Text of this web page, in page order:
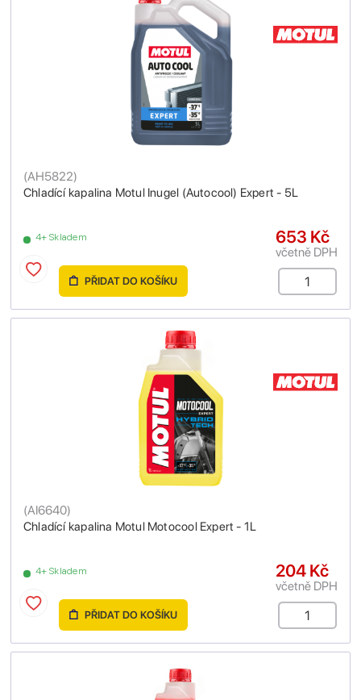
Chladící kapalina Motul Inugel (Autocool) Expert - 5L
(AH5822)
4+ Skladem 653 Kč
včetně DPH
PŘIDAT DO KOŠÍKU
Chladící kapalina Motul Motocool Expert - 1L
(AI6640)
4+ Skladem 204 Kč
včetně DPH
PŘIDAT DO KOŠÍKU